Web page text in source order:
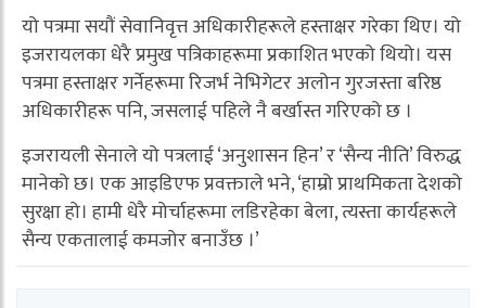
यो पत्रमा सयौं सेवानिवृत्त अधिकारीहरूले हस्ताक्षर गरेका थिए। यो
इजरायलका धेरै प्रमुख पत्रिकाहरूमा प्रकाशित भएको थियो। यस
पत्रमा हस्ताक्षर गर्नेहरूमा रिजर्भ नेभिगेटर अलोन गुरजस्ता बरिष्ठ
अधिकारीहरू पनि, जसलाई पहिले नै बर्खास्त गरिएको छ ।
इजरायली सेनाले यो पत्रलाई ‘अनुशासन हिन’ र ‘सैन्य नीति’ विरुद्ध
मानेको छ। एक आइडिएफ प्रवक्ताले भने, ‘हाम्रो प्राथमिकता देशको
सुरक्षा हो। हामी धेरै मोर्चाहरूमा लडिरहेका बेला, त्यस्ता कार्यहरूले
सैन्य एकतालाई कमजोर बनाउँछ ।’